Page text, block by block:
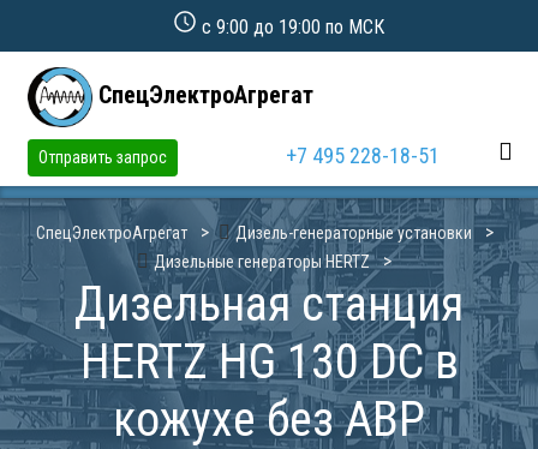
с 9:00 до 19:00 по МСК
СпецЭлектроАгрегат
Отправить запрос +7 495 228-18-51
СпецЭлектроАгрегат
Дизель-генераторные установки
Дизельные генераторы HERTZ
Дизельная станция
HERTZ HG 130 DC в
кожухе без АВР